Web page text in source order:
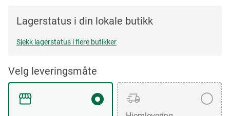
Lagerstatus i din lokale butikk
Sjekk lagerstatus i flere butikker
Velg leveringsmåte